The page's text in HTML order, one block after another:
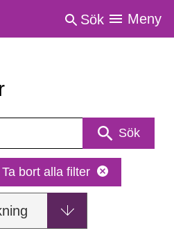
Sök Meny
Sök
Ta bort alla filter